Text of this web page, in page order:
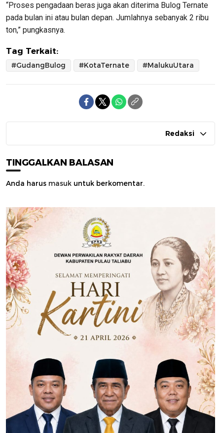
“Proses pengadaan beras juga akan diterima Bulog Ternate
pada bulan ini atau bulan depan. Jumlahnya sebanyak 2 ribu
ton,” pungkasnya.
Tag Terkait:
#GudangBulog #KotaTernate #MalukuUtara
Redaksi
TINGGALKAN BALASAN
Anda harus masuk untuk berkomentar.